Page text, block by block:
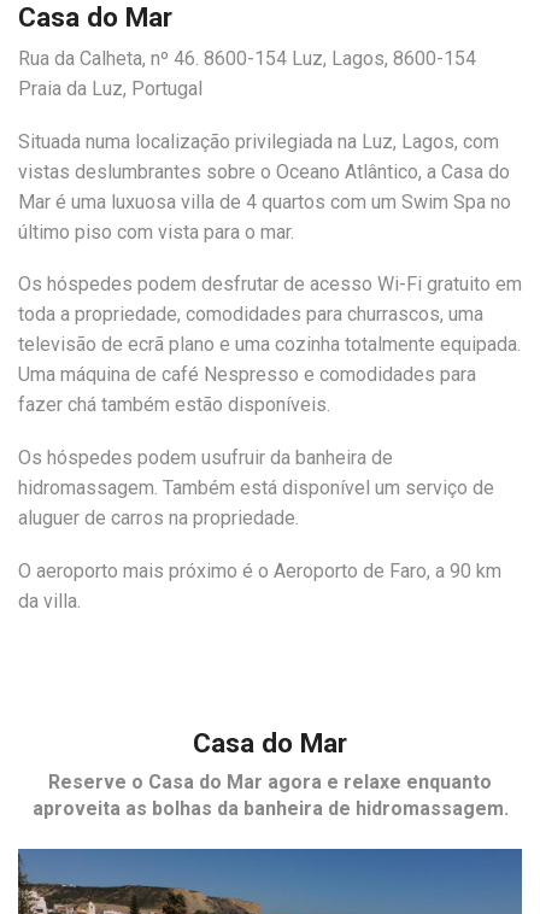
Casa do Mar
Rua da Calheta, nº 46. 8600-154 Luz, Lagos, 8600-154
Praia da Luz, Portugal
Situada numa localização privilegiada na Luz, Lagos, com
vistas deslumbrantes sobre o Oceano Atlântico, a Casa do
Mar é uma luxuosa villa de 4 quartos com um Swim Spa no
último piso com vista para o mar.
Os hóspedes podem desfrutar de acesso Wi-Fi gratuito em
toda a propriedade, comodidades para churrascos, uma
televisão de ecrã plano e uma cozinha totalmente equipada.
Uma máquina de café Nespresso e comodidades para
fazer chá também estão disponíveis.
Os hóspedes podem usufruir da banheira de
hidromassagem. Também está disponível um serviço de
aluguer de carros na propriedade.
O aeroporto mais próximo é o Aeroporto de Faro, a 90 km
da villa.
Casa do Mar
Reserve o Casa do Mar agora e relaxe enquanto
aproveita as bolhas da banheira de hidromassagem.